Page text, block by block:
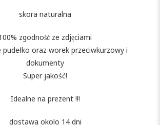
skora naturalna
zgodność ze zdjęciami
pudełko oraz worek przeciwkurzowy i
dokumenty
Super jakość!
Idealne na prezent !!!
dostawa okolo 14 dni